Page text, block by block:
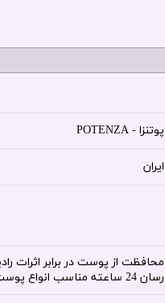
پوتنزا - POTENZA
ایران
محافظت از پوست در برابر اثرات
رسان 24 ساعته مناسب انواع پوست